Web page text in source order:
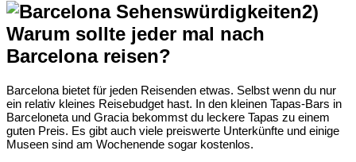
2)
Warum sollte jeder mal nach
Barcelona reisen?
Barcelona bietet für jeden Reisenden etwas. Selbst wenn du nur
ein relativ kleines Reisebudget hast. In den kleinen Tapas-Bars in
Barceloneta und Gracia bekommst du leckere Tapas zu einem
guten Preis. Es gibt auch viele preiswerte Unterkünfte und einige
Museen sind am Wochenende sogar kostenlos.